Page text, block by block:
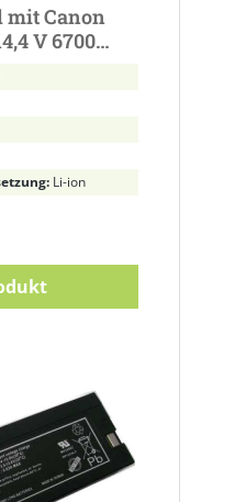
Canon
V 6700
Li-ion